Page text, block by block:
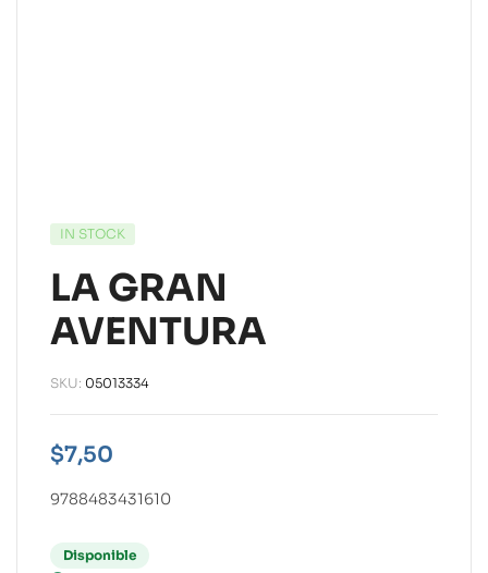
IN STOCK
LA GRAN
AVENTURA
SKU: 05013334
$7,50
9788483431610
Disponible